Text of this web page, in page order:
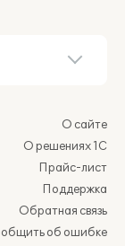
О сайте
О решениях 1С
Прайс-лист
Поддержка
Обратная связь
об ошибке